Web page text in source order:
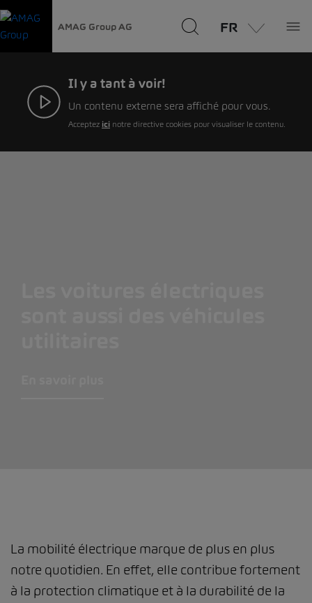
AMAG Group AG FR
Il y a tant à voir!
Un contenu externe sera affiché pour vous.
Acceptez ici notre directive cookies pour visualiser le contenu.
La mobilité électrique marque de plus en plus
notre quotidien. En effet, elle contribue fortement
à la protection climatique et à la durabilité de la